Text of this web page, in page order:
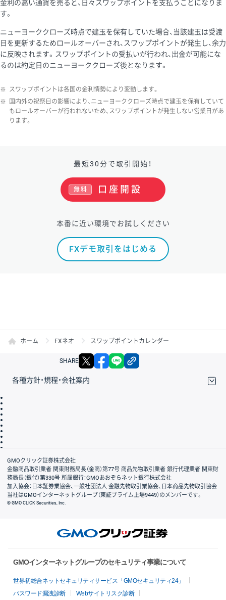
金利の高い通貨を売ると、日々スワップポイントを支払うことになりま
す。
ニューヨーククローズ時点で建玉を保有していた場合、当該建玉は受渡
日を更新するためロールオーバーされ、スワップポイントが発生し、余力
に反映されます。スワップポイントの受払いが行われ、出金が可能にな
るのは約定日のニューヨーククローズ後となります。
※ スワップポイントは各国の金利情勢により変動します。
※
国内外の祝祭日の影響により、ニューヨーククローズ時点で建玉を保有していて
もロールオーバーが行われないため、スワップポイントが発生しない営業日があ
ります。
最短30分で取引開始！
口座開設
無料
本番に近い環境でお試しください
FXデモ取引をはじめる
ホーム FXネオ スワップポイントカレンダー
SHARE X facebook
各種方針・規程・会社案内
会社案内
GMOクリック証券株式会社
金融商品取引業者 関東財務局長（金商）第77号 商品先物取引業者 銀行代理業者 関東財
務局長（銀代）第330号 所属銀行：GMOあおぞらネット銀行株式会社
加入協会：日本証券業協会、一般社団法人 金融先物取引業協会、日本商品先物取引協会
当社はGMOインターネットグループ（東証プライム上場9449）のメンバーです。
© GMO CLICK Securities, Inc.
GMOインターネットグループのセキュリティ事業について
世界初総合ネットセキュリティサービス「GMOセキュリティ24」
パスワード漏洩診断
Webサイトリスク診断